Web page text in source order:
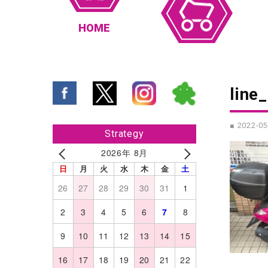
HOME
Strategy
2026年 8月
日 月 火 水 木 金 土
26 27 28 29 30 31
1
2
3 4 5 6 7
8
9
10 11 12 13 14
15
16
17 18 19 20 21 22
■ 2022-